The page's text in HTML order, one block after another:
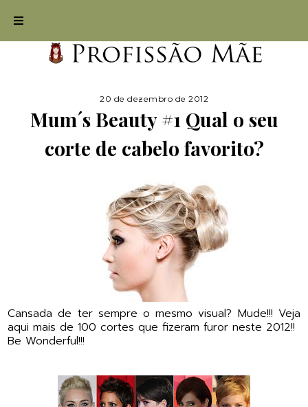
20 de dezembro de 2012
Mum´s Beauty #1 Qual o seu
corte de cabelo favorito?
Cansada de ter sempre o mesmo visual? Mude!!! Veja
aqui mais de 100 cortes que fizeram furor neste 2012!!
Be Wonderful!!!